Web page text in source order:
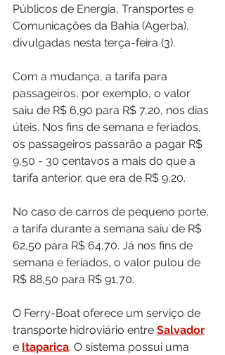
Públicos de Energia, Transportes e
Comunicações da Bahia (Agerba),
divulgadas nesta terça-feira (3).
Com a mudança, a tarifa para
passageiros, por exemplo, o valor
saiu de R$ 6,90 para R$ 7,20, nos dias
úteis. Nos fins de semana e feriados,
os passageiros passarão a pagar R$
9,50 - 30 centavos a mais do que a
tarifa anterior, que era de R$ 9,20.
No caso de carros de pequeno porte,
a tarifa durante a semana saiu de R$
62,50 para R$ 64,70. Já nos fins de
semana e feriados, o valor pulou de
R$ 88,50 para R$ 91,70.
O Ferry-Boat oferece um serviço de
transporte hidroviário entre Salvador
e Itaparica. O sistema possui uma